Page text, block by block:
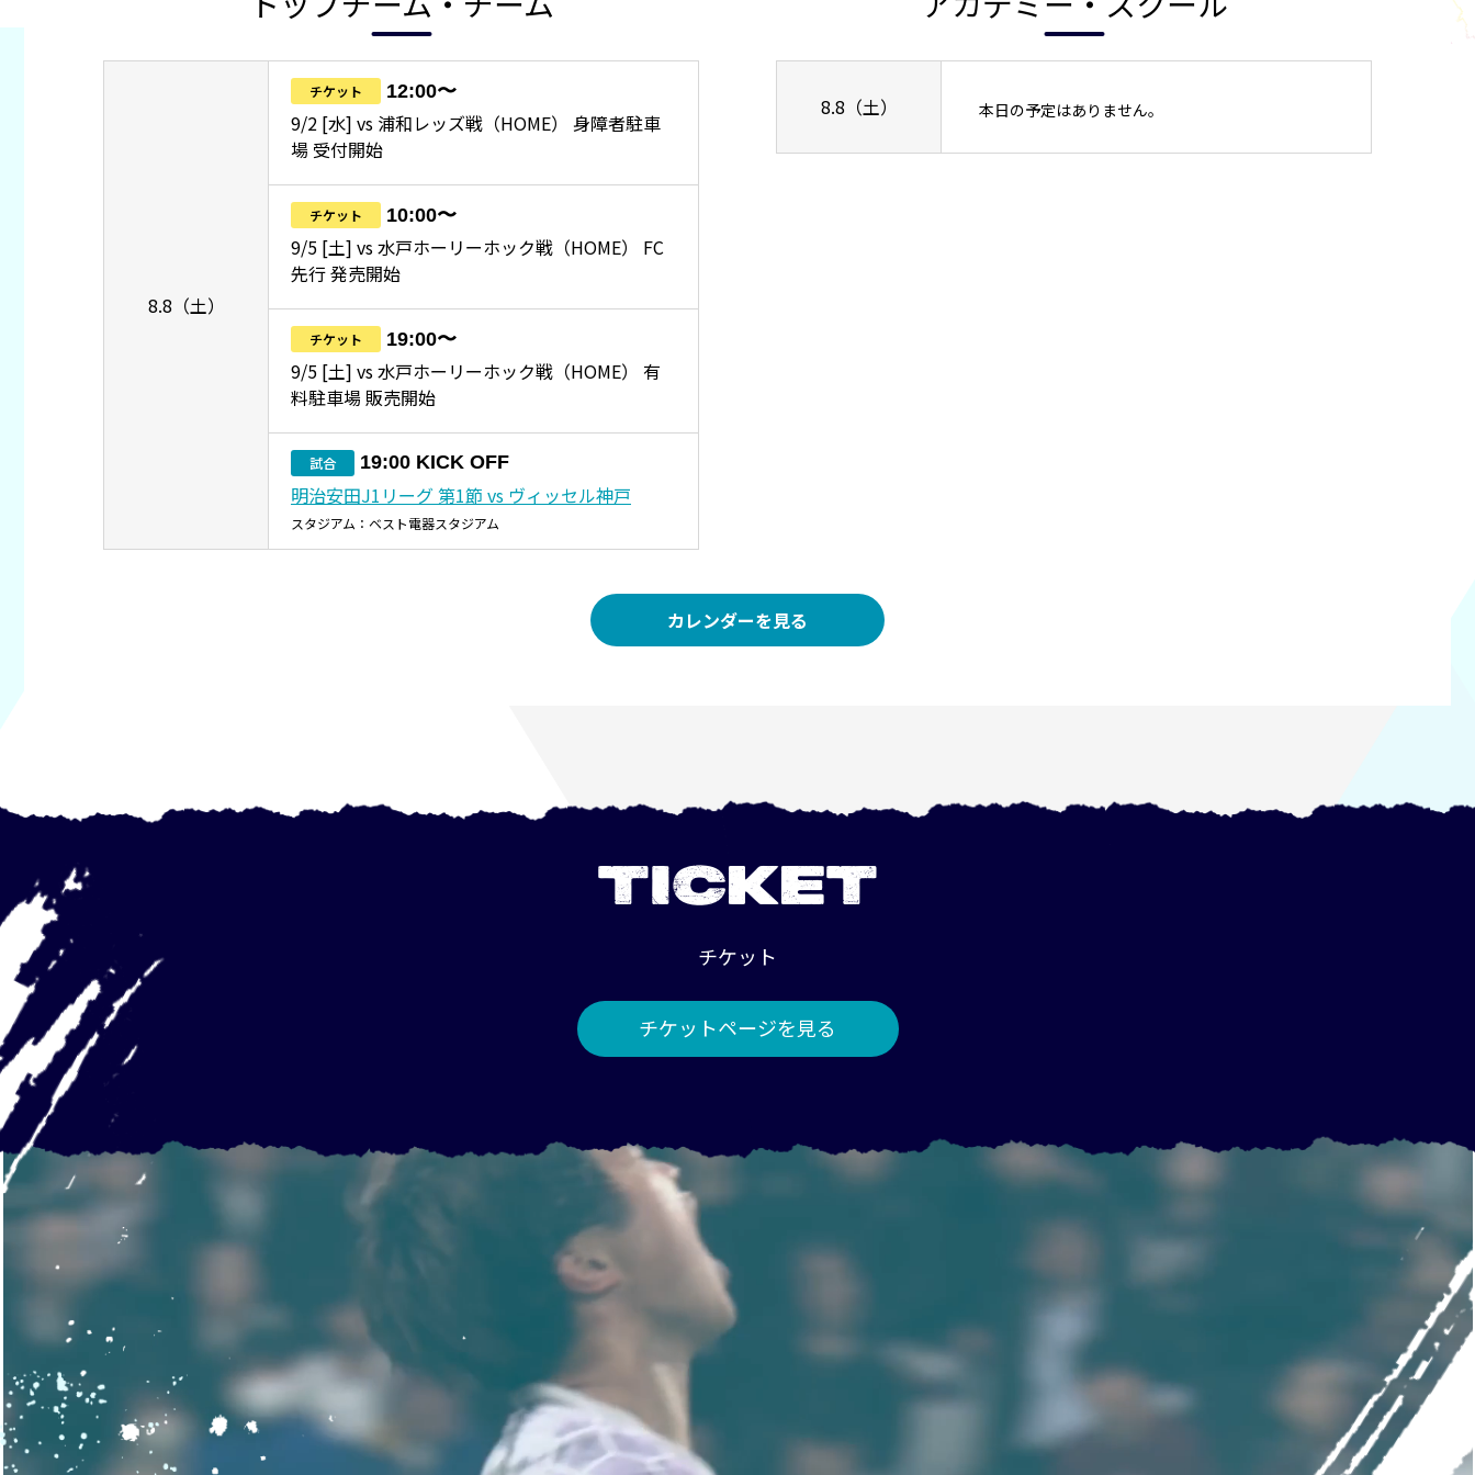
8.8（土）
チケット 12:00〜
9/2 [水] vs 浦和レッズ戦（HOME） 身障者駐車
場 受付開始
チケット 10:00〜
9/5 [土] vs 水戸ホーリーホック戦（HOME） FC
先行 発売開始
チケット 19:00〜
9/5 [土] vs 水戸ホーリーホック戦（HOME） 有
料駐車場 販売開始
試合 19:00 KICK OFF
明治安田J1リーグ 第1節 vs ヴィッセル神戸
スタジアム：ベスト電器スタジアム
8.8（土） 本日の予定はありません。
カレンダーを見る
TICKET
チケット
チケットページを見る